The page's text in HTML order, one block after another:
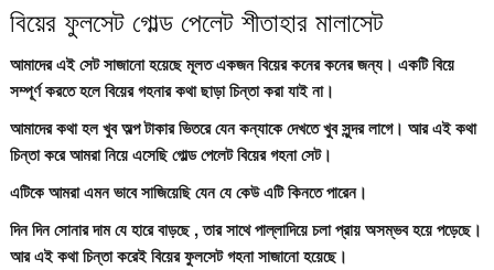
বিয়ের ফুলসেট গোল্ড পেলেট শীতাহার মালাসেট
আমাদের এই সেট সাজানো হয়েছে মূলত একজন বিয়ের কনের কনের জন্য। একটি বিয়ে
সম্পূর্ণ করতে হলে বিয়ের গহনার কথা ছাড়া চিন্তা করা যাই না।
আমাদের কথা হল খুব অল্প টাকার ভিতরে যেন কন্যাকে দেখতে খুব সুন্দর লাগে। আর এই কথা
চিন্তা করে আমরা নিয়ে এসেছি গোল্ড পেলেট বিয়ের গহনা সেট।
এটিকে আমরা এমন ভাবে সাজিয়েছি যেন যে কেউ এটি কিনতে পারেন।
দিন দিন সোনার দাম যে হারে বাড়ছে , তার সাথে পাল্লাদিয়ে চলা প্রায় অসম্ভব হয়ে পড়েছে।
আর এই কথা চিন্তা করেই বিয়ের ফুলসেট গহনা সাজানো হয়েছে।